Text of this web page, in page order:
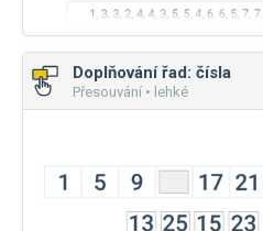
Doplňování řad: čísla
Přesouvání • lehké